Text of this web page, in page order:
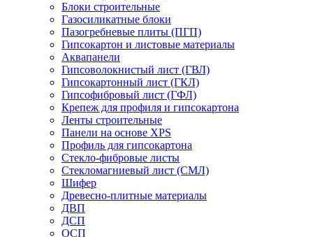
Блоки строительные
Газосиликатные блоки
Пазогребневые плиты (ПГП)
Гипсокартон и листовые материалы
Аквапанели
Гипсоволокнистый лист (ГВЛ)
Гипсокартонный лист (ГКЛ)
Гипсофибровый лист (ГФЛ)
Крепеж для профиля и гипсокартона
Ленты строительные
Панели на основе XPS
Профиль для гипсокартона
Стекло-фибровые листы
Стекломагниевый лист (СМЛ)
Шифер
Древесно-плитные материалы
ДВП
ДСП
ОСП